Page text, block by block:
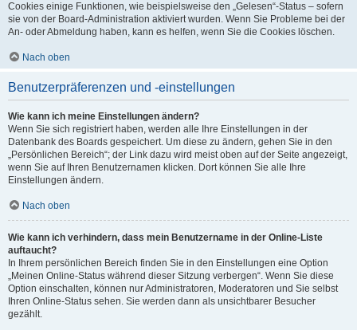
Cookies einige Funktionen, wie beispielsweise den „Gelesen“-Status – sofern
sie von der Board-Administration aktiviert wurden. Wenn Sie Probleme bei der
An- oder Abmeldung haben, kann es helfen, wenn Sie die Cookies löschen.
Nach oben
Benutzerpräferenzen und -einstellungen
Wie kann ich meine Einstellungen ändern?
Wenn Sie sich registriert haben, werden alle Ihre Einstellungen in der
Datenbank des Boards gespeichert. Um diese zu ändern, gehen Sie in den
„Persönlichen Bereich“; der Link dazu wird meist oben auf der Seite angezeigt,
wenn Sie auf Ihren Benutzernamen klicken. Dort können Sie alle Ihre
Einstellungen ändern.
Nach oben
Wie kann ich verhindern, dass mein Benutzername in der Online-Liste
auftaucht?
In Ihrem persönlichen Bereich finden Sie in den Einstellungen eine Option
„Meinen Online-Status während dieser Sitzung verbergen“. Wenn Sie diese
Option einschalten, können nur Administratoren, Moderatoren und Sie selbst
Ihren Online-Status sehen. Sie werden dann als unsichtbarer Besucher
gezählt.